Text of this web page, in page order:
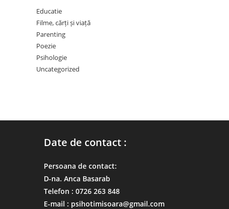
Educatie
Filme, cărți și viață
Parenting
Poezie
Psihologie
Uncategorized
Date de contact :
Persoana de contact:
D-na. Anca Basarab
Telefon : 0726 263 848
E-mail : psihotimisoara@gmail.com